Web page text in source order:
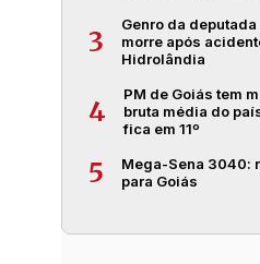
3
Genro da
morre após
Hidrolândia
4
PM de Goiás tem
bruta média do
fica em 11º
5
Mega-Sena 3040:
para Goiás